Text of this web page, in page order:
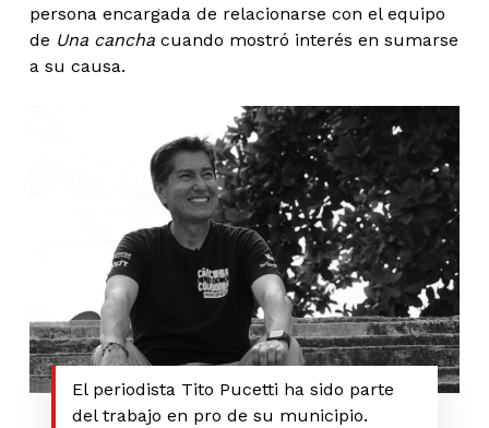
persona encargada de relacionarse con el equipo
de Una canchacuando mostró interés en sumarse
a su causa.
El periodista Tito Pucetti ha sido parte
del trabajo en pro de su municipio.